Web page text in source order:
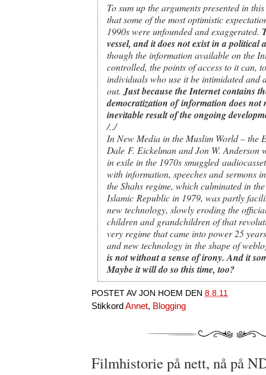
To sum up the arguments presented in
that some of the most optimistic
1990s were unfounded and exaggerated.
vessel, and it does not exist in a
though the information available on the
controlled, the points of access to it can,
individuals who use it be intimidated and
out. Just because the Internet contains
democratization of information does not
inevitable result of the ongoing
/../
In New Media in the Muslim World – the
Dale F. Eickelman and Jon W. Anderson
in exile in the 1970s smuggled
with information, speeches and sermons
the Shahs regime, which culminated in
Islamic Republic in 1979, was partly
new technology, slowly eroding the
children and grandchildren of that
very regime that came into power 25
and new technology in the shape of
is not without a sense of irony. And it
Maybe it will do so this time, too?
POSTET AV JON HOEM DEN 8.8.11
Stikkord Annet, Blogging
Filmhistorie på nett, nå på